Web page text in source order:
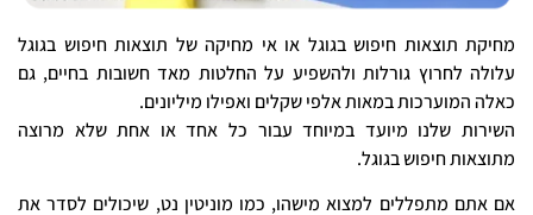
מחיקת תוצאות חיפוש בגוגל או אי מחיקה של תוצאות חיפוש בגוגל
עלולה לחרוץ גורלות ולהשפיע על החלטות מאד חשובות בחיים, גם
כאלה המוערכות במאות אלפי שקלים ואפילו מיליונים.
השירות שלנו מיועד במיוחד עבור כל אחד או אחת שלא מרוצה
מתוצאות חיפוש בגוגל.
אם אתם מתפללים למצוא מישהו, כמו מוניטין נט, שיכולים לסדר את